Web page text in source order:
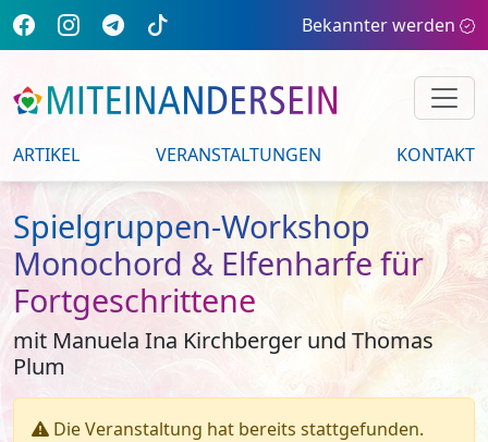
Bekannter werden
ARTIKEL VERANSTALTUNGEN KONTAKT
Spielgruppen-Workshop
Monochord & Elfenharfe für
Fortgeschrittene
mit Manuela Ina Kirchberger und Thomas
Plum
Die Veranstaltung hat bereits stattgefunden.